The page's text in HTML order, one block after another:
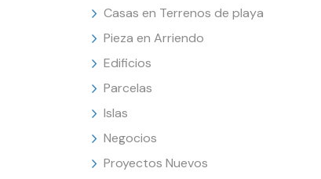
Casas en Terrenos de playa
Pieza en Arriendo
Edificios
Parcelas
Islas
Negocios
Proyectos Nuevos